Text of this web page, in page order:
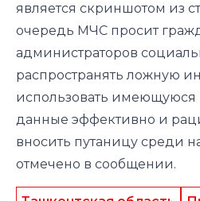
является скриншотом из
очередь МЧС просит
администраторов
распространять ложную
использовать
данные эффективно и
вносить путаницу среди
отмечено в сообщении.